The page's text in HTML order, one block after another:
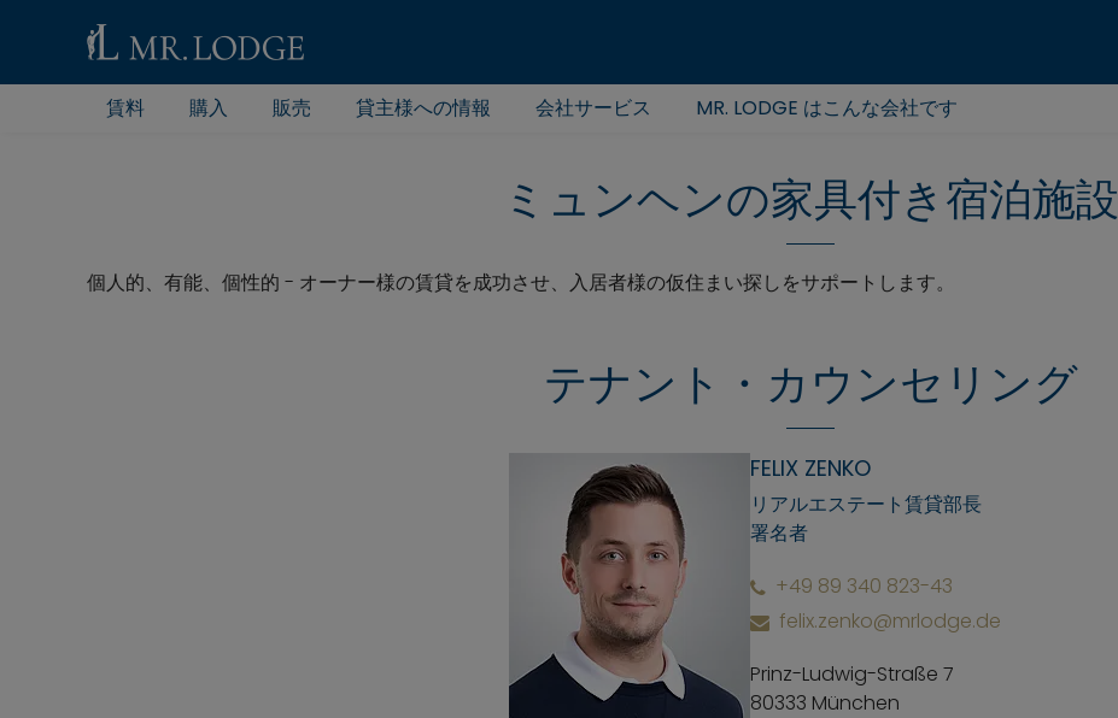
賃料 購入 販売 貸主様への情報 会社サービス MR. LODGE はこんな会社です
ミュンヘンの家具付き宿泊施設
個人的、有能、個性的 - オーナー様の賃貸を成功させ、入居者様の仮住まい探しをサポートします。
テナント・カウンセリング
FELIX ZENKO
リアルエステート賃貸部長
署名者
+49 89 340 823-43
felix.zenko@mrlodge.de
Prinz-Ludwig-Straße 7
80333 München